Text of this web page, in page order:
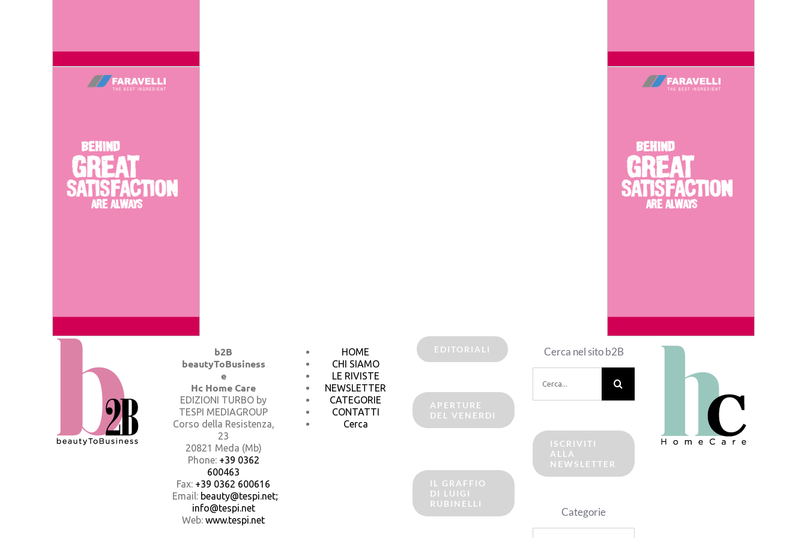
b2B
beautyToBusiness
e
Hc Home Care
EDIZIONI TURBO by
TESPI MEDIAGROUP
Corso della Resistenza,
23
20821 Meda (Mb)
Phone: +39 0362
600463
Fax: +39 0362 600616
Email: beauty@tespi.net;
info@tespi.net
Web: www.tespi.net
HOME
CHI SIAMO
LE RIVISTE
NEWSLETTER
CATEGORIE
CONTATTI
Cerca
EDITORIALI
APERTURE
DEL VENERDI
IL GRAFFIO
DI LUIGI
RUBINELLI
Cerca nel sito b2B
per:
ISCRIVITI
ALLA
NEWSLETTER
Categorie